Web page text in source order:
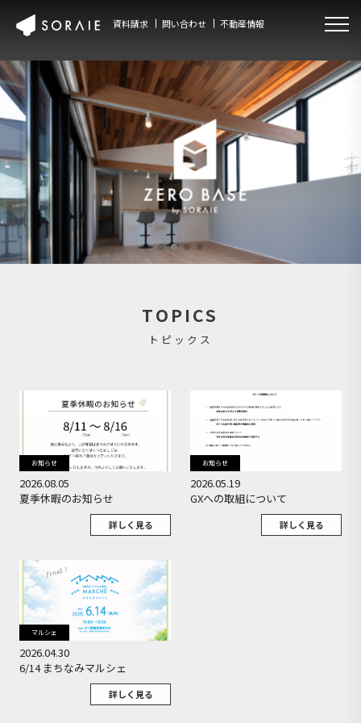
資料請求 問い合わせ 不動産情報
TOPICS
トピックス
お知らせ
2026.08.05
夏季休暇のお知らせ
詳しく見る
お知らせ
2026.05.19
GXへの取組について
詳しく見る
マルシェ
2026.04.30
6/14 まちなみマルシェ
詳しく見る